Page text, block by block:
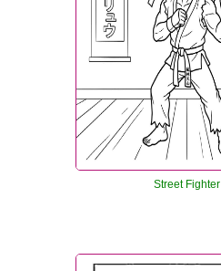
Street Fighter